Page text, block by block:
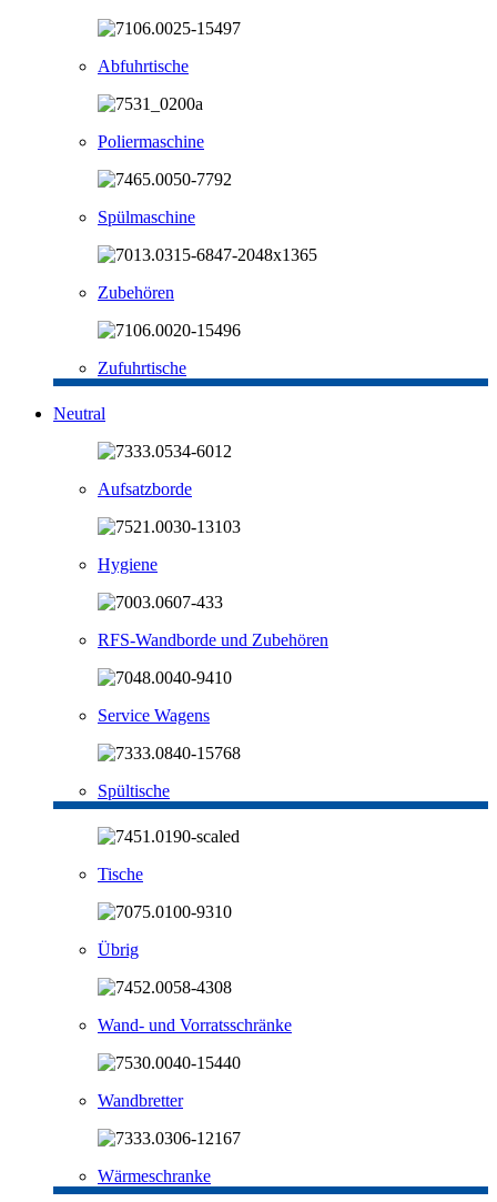
Abfuhrtische
Poliermaschine
Spülmaschine
Zubehören
Zufuhrtische
Neutral
Aufsatzborde
Hygiene
RFS-Wandborde und Zubehören
Service Wagens
Spültische
Tische
Übrig
Wand- und Vorratsschränke
Wandbretter
Wärmeschranke